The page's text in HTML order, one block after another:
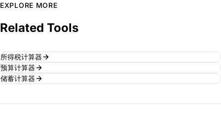
EXPLORE MORE
Related Tools
所得税计算器
预算计算器
储蓄计算器